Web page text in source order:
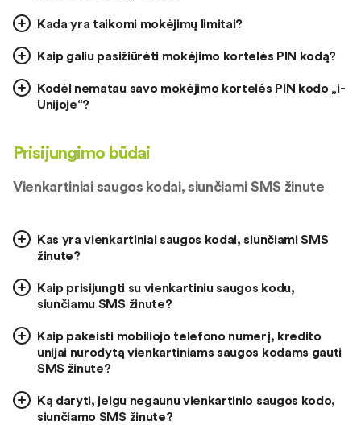
Kada yra taikomi mokėjimų limitai?
Kaip galiu pasižiūrėti mokėjimo kortelės PIN kodą?
Kodėl nematau savo mokėjimo kortelės PIN kodo „i-
Unijoje“?
Prisijungimo būdai
Vienkartiniai saugos kodai, siunčiami SMS žinute
Kas yra vienkartiniai saugos kodai, siunčiami SMS
žinute?
Kaip prisijungti su vienkartiniu saugos kodu,
siunčiamu SMS žinute?
Kaip pakeisti mobiliojo telefono numerį, kredito
unijai nurodytą vienkartiniams saugos kodams gauti
SMS žinute?
Ką daryti, jeigu negaunu vienkartinio saugos kodo,
siunčiamo SMS žinute?